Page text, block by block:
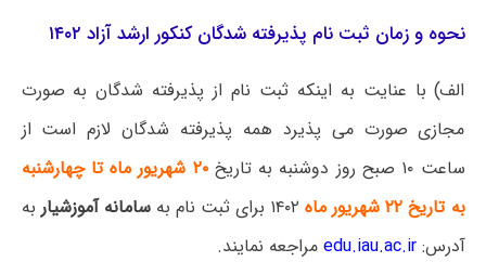
نحوه و زمان ثبت نام پذیرفته‌ شدگان کنکور ارشد آزاد ۱۴۰۲
الف) با عنایت به اینکه ثبت نام از پذیرفته شدگان به صورت
مجازی صورت می پذیرد همه پذیرفته شدگان لازم است از
ساعت ۱۰ صبح روز دوشنبه به تاریخ
۲۰ شهریور ماه تا چهارشنبه
به تاریخ ۲۲ شهریور ماه
۱۴۰۲ برای ثبت نام به سامانه آموزشیاربه
آدرس:edu.iau.ac.ir مراجعه نمایند.